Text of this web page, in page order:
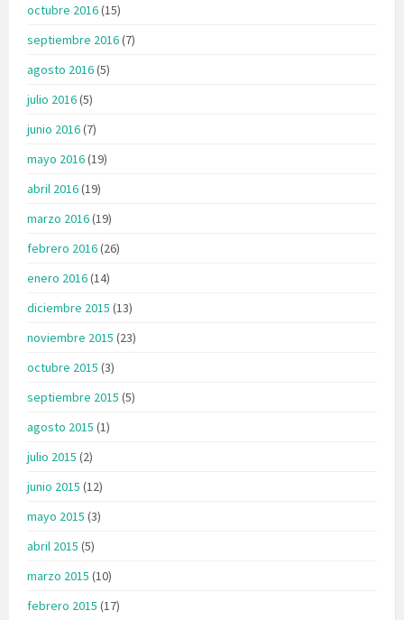
octubre 2016(15)
septiembre 2016(7)
agosto 2016(5)
julio 2016(5)
junio 2016(7)
mayo 2016(19)
abril 2016(19)
marzo 2016(19)
febrero 2016(26)
enero 2016(14)
diciembre 2015 (13)
noviembre 2015 (23)
octubre 2015 (3)
septiembre 2015 (5)
agosto 2015 (1)
julio 2015 (2)
junio 2015 (12)
mayo 2015 (3)
abril 2015 (5)
marzo 2015 (10)
febrero 2015 (17)